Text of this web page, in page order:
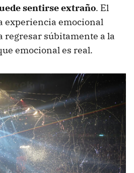
sentirse extraño. El
experiencia emocional
regresar súbitamente a la
emocional es real.